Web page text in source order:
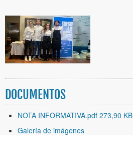
DOCUMENTOS
NOTA INFORMATIVA.pdf 273,90 KB
Galería de imágenes